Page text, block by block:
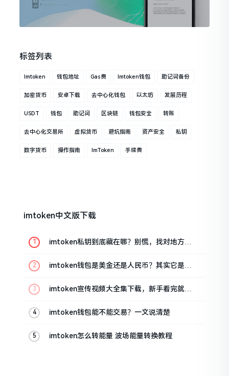
标签列表
Imtoken 钱包地址 Gas费 Imtoken钱包 助记词备份
加密货币 安卓下载 去中心化钱包 以太坊 发展历程
USDT 钱包 助记词 区块链 钱包安全 转账
去中心化交易所 虚拟货币 避坑指南 资产安全 私钥
数字货币 操作指南 ImToken 手续费
imtoken中文版下载
imtoken私钥到底藏在哪？别慌，找对地方才
imtoken钱包是美金还是人民币？其实它是个
imtoken宣传视频大全集下载，新手看完就懂
imtoken钱包能不能交易？一文说清楚
imtoken怎么转能量 波场能量转换教程